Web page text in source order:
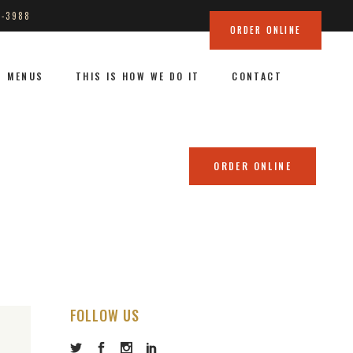
3988
– SAT: 11AM – 10PM, SUN: 12AM – 9PM
MENUS THIS IS HOW WE DO IT CONTACT
ORDER ONLINE
ORDER ONLINE
FOLLOW US